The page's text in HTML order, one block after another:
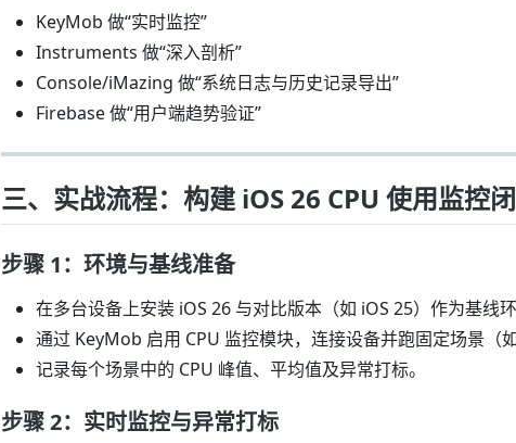
KeyMob 做“实时监控”
Instruments 做“深入剖析”
Console/iMazing 做“系统日志与历史记录导出”
Firebase 做“用户端趋势验证”
三、实战流程：构建 iOS 26 CPU 使用监控
步骤 1：环境与基线准备
在多台设备上安装 iOS 26 与对比版本（如 iOS 25）作为基线环
通过 KeyMob 启用 CPU 监控模块，连接设备并跑固定场景（
记录每个场景中的 CPU 峰值、平均值及异常打标。
步骤 2：实时监控与异常打标